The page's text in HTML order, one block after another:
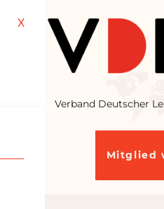
Verband Deutscher
Mitglied
X